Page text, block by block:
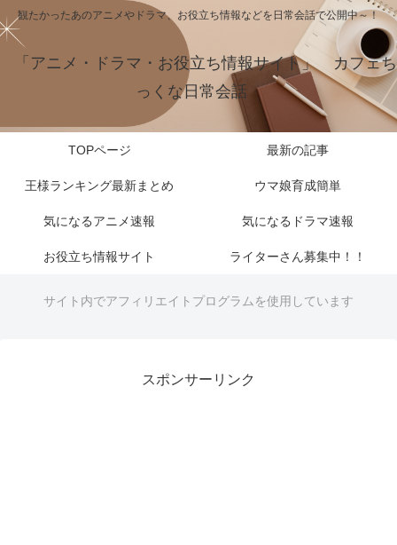
観たかったあのアニメやドラマ、お役立ち情報などを日常会話で公開中～！
「アニメ・ドラマ・お役立ち情報サイト」 カフェち
っくな日常会話
TOPページ 最新の記事
王様ランキング最新まとめ ウマ娘育成簡単
気になるアニメ速報 気になるドラマ速報
お役立ち情報サイト ライターさん募集中！！
サイト内でアフィリエイトプログラムを使用しています
スポンサーリンク